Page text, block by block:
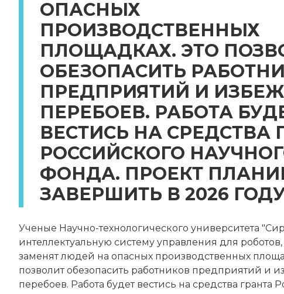
ОПАСНЫХ
ПРОИЗВОДСТВЕННЫХ
ПЛОЩАДКАХ. ЭТО
ОБЕЗОПАСИТЬ
ПРЕДПРИЯТИЙ И
ПЕРЕБОЕВ. РАБОТА
ВЕСТИСЬ НА СРЕДСТВА
РОССИЙСКОГО
ФОНДА. ПРОЕКТ
ЗАВЕРШИТЬ В 2026
Ученые Научно-технологического университета
интеллектуальную систему управления для
заменят людей на опасных производственных
позволит обезопасить работников предприятий и
перебоев. Работа будет вестись на средства гранта